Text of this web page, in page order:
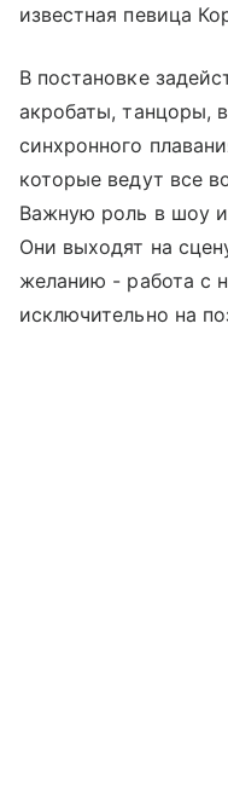
известная певица
В постановке
акробаты, танцоры,
синхронного
которые ведут все
Важную роль в шоу
Они выходят на
желанию - работа с
исключительно на